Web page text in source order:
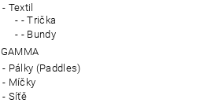
Textil
- Trička
- Bundy
GAMMA
Pálky (Paddles)
Míčky
Síťě